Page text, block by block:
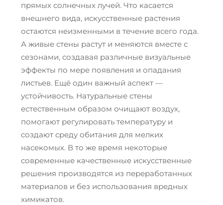
прямых солнечных лучей. Что касается
внешнего вида, искусственные растения
остаются неизменными в течение всего года.
А живые стены растут и меняются вместе с
сезонами, создавая различные визуальные
эффекты по мере появления и опадания
листьев. Ещё один важный аспект —
устойчивость. Натуральные стены
естественным образом очищают воздух,
помогают регулировать температуру и
создают среду обитания для мелких
насекомых. В то же время некоторые
современные качественные искусственные
решения производятся из переработанных
материалов и без использования вредных
химикатов.